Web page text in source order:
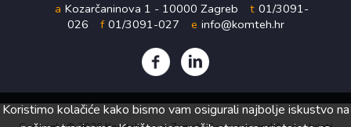
a Kozarčaninova 1 - 10000 Zagreb t 01/3091-
026
f 01/3091-027 e info@komteh.hr
Koristimo kolačiće kako bismo vam osigurali najbolje iskustvo na